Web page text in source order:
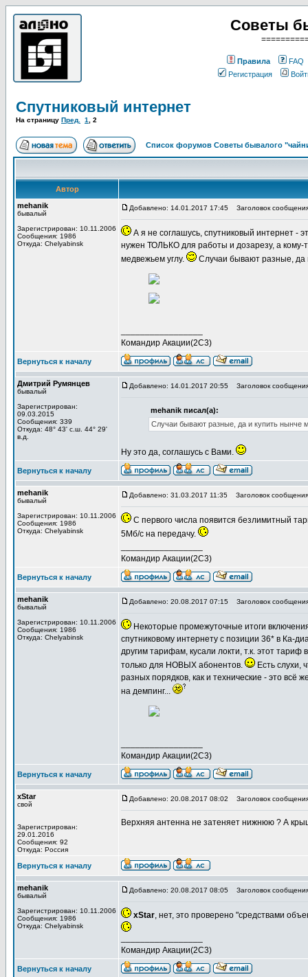
Советы
Правила
FAQ
Регистрация
Спутниковый интернет
На страницу Пред. 1 2
Список форумов Советы бывалого
Автор
mehanik
бывалый
Зарегистрирован: 10.11.2006
Сообщения: 1986
Откуда: Сhelyabinsk
Добавлено: 14.01.2017 17:45 Заголовок
А я не соглашусь, спутниковый интернет
нужен ТОЛЬКО для работы и дозарезу, а кому-
медвежьем углу.
Случаи бывают разные,
Командир Акации(2С3)
Вернуться к началу
Дмитрий Румянцев
бывалый
Зарегистрирован:
09.03.2015
Сообщения: 339
Откуда: 48° 43' с.ш. 44° 29'
в.д.
Добавлено: 14.01.2017 20:55 Заголовок
mehanik писал(а):
Случаи бывают разные, да и купить нынче
Ну это да, соглашусь с Вами.
Вернуться к началу
mehanik
бывалый
Зарегистрирован: 10.11.2006
Сообщения: 1986
Откуда: Сhelyabinsk
Добавлено: 31.03.2017 11:35 Заголовок
С первого числа появится безлимитный
5Мб/с на передачу.
Командир Акации(2С3)
Вернуться к началу
mehanik
бывалый
Зарегистрирован: 10.11.2006
Сообщения: 1986
Откуда: Сhelyabinsk
Добавлено: 20.08.2017 07:15 Заголовок
Некоторые промежуточные итоги
спутниковому интернету с позиции 36* в Ка-
другим тарифам, кусали локти, т.к. этот
только для НОВЫХ абонентов.
Есть слухи,
разных порядков, как и технические - это всё
на демпинг...
Командир Акации(2С3)
Вернуться к началу
xStar
свой
Зарегистрирован:
29.01.2016
Сообщения: 92
Откуда: Россия
Добавлено: 20.08.2017 08:02 Заголовок
Верхняя антенна не затеняет нижнюю ? А
Вернуться к началу
mehanik
бывалый
Зарегистрирован: 10.11.2006
Сообщения: 1986
Откуда: Сhelyabinsk
Добавлено: 20.08.2017 08:05 Заголовок
xStar, нет, это проверено "средствами
Командир Акации(2С3)
Вернуться к началу